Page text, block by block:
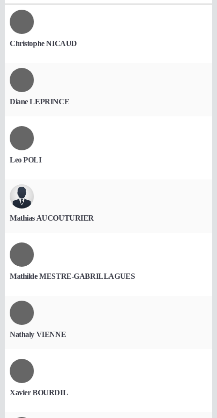
Christophe NICAUD
Diane LEPRINCE
Leo POLI
Mathias AUCOUTURIER
Mathilde MESTRE-GABRILLAGUES
Nathaly VIENNE
Xavier BOURDIL